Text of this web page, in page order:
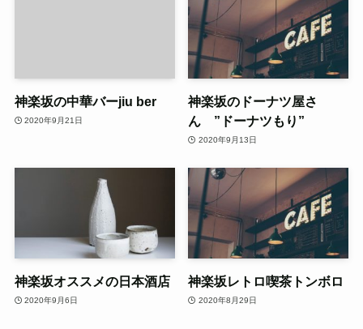
神楽坂の中華バーjiu ber
2020年9月21日
神楽坂のドーナツ屋さ
ん ”ドーナツもり”
2020年9月13日
神楽坂オススメの日本酒店
2020年9月6日
神楽坂レトロ喫茶トンボロ
2020年8月29日